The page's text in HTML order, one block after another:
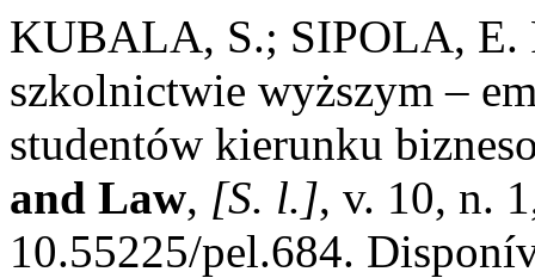
KUBALA, S.; SIPOLA, E.
szkolnictwie wyższym –
studentów kierunku
and Law, [S. l.], v. 10, n.
10.55225/pel.684.